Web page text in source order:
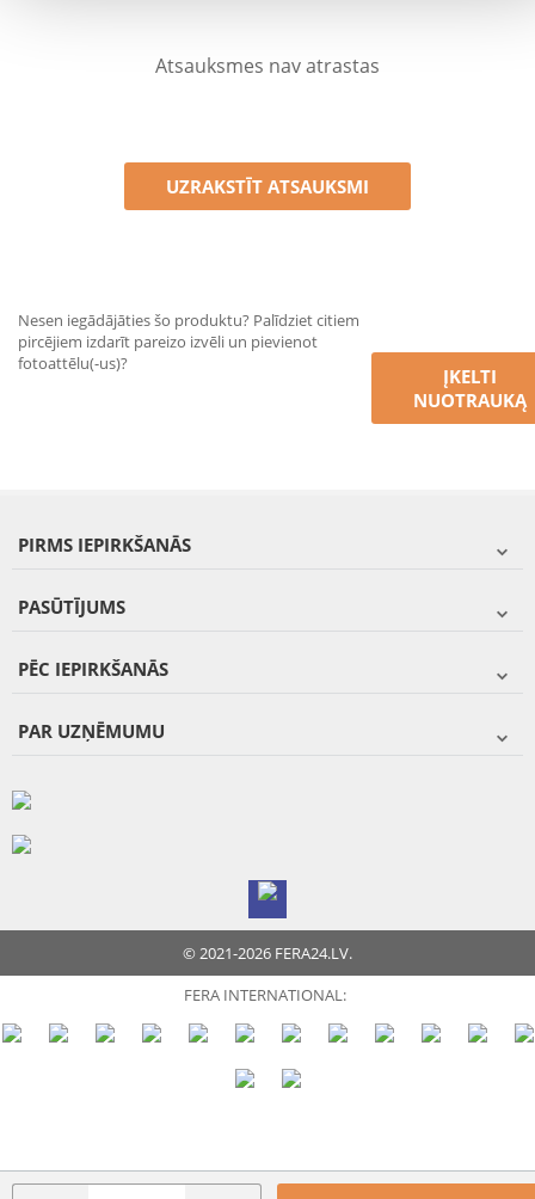
Atsauksmes nav atrastas
UZRAKSTĪT ATSAUKSMI
Nesen iegādājāties šo produktu? Palīdziet citiem
pircējiem izdarīt pareizo izvēli un pievienot
fotoattēlu(-us)?
ĮKELTI
NUOTRAUKĄ
PIRMS IEPIRKŠANĀS
PASŪTĪJUMS
PĒC IEPIRKŠANĀS
PAR UZŅĒMUMU
© 2021-2026 FERA24.LV.
FERA INTERNATIONAL: